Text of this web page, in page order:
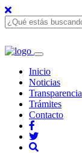
Inicio
Noticias
Transparencia
Trámites
Contacto